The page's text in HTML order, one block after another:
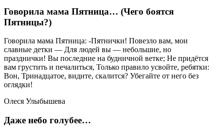
Говорила мама Пятница… (Чего боятся
Пятницы?)
Говорила мама Пятница: -Пятнички! Повезло вам, мои
славные детки — Для людей вы — небольшие, но
празднички! Вы последние на будничной ветке; Не придётся
вам грустить и печалиться, Только правило усвойте, ребятки:
Вон, Тринадцатое, видите, скалится? Убегайте от него без
оглядки!
Олеся Улыбышева
Даже небо голубее…